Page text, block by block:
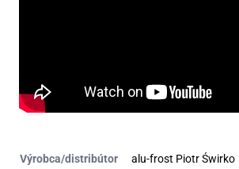
Výrobca/distribútor alu-frost Piotr Świrko